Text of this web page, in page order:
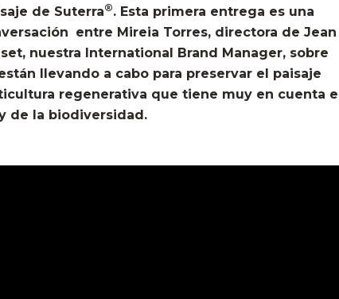
de Suterra®. Esta primera entrega es una
entre Mireia Torres, directora de Jean
nuestra International Brand Manager, sobre
llevando a cabo para preservar el paisaje
regenerativa que tiene muy en cuenta
de la biodiversidad.